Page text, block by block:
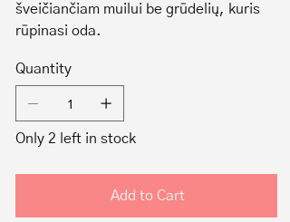
šveičiančiam muilui be grūdelių, kuris
rūpinasi oda.
Quantity
Only 2 left in stock
Add to Cart